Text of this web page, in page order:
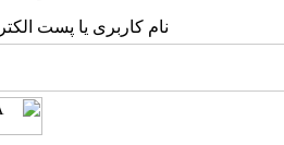
نام کاربری یا پست